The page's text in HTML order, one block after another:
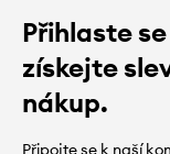
Přihlaste
získejte
nákup.